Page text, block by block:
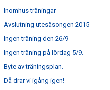
Inomhus träningar
Avslutning utesäsongen 2015
Ingen träning den 26/9
Ingen träning på lördag 5/9.
Byte av träningsplan.
Då drar vi igång igen!